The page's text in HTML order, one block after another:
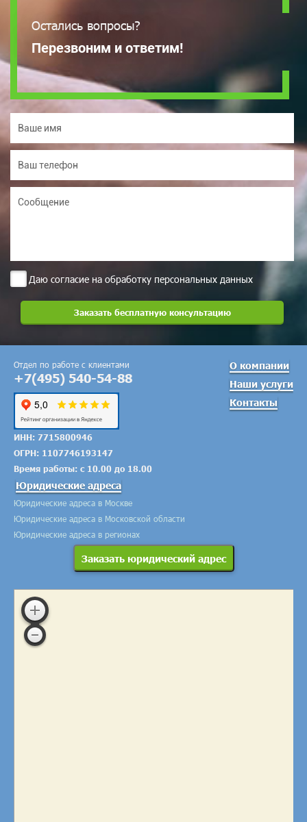
Остались вопросы?
Перезвоним и ответим!
Даю согласие на обработку персональных данных
Отдел по работе с клиентами
+7(495) 540-54-88
О компании
Наши услуги
Контакты
ИНН: 7715800946
ОГРН: 1107746193147
Время работы: с 10.00 до 18.00
Юридические адреса
Юридические адреса в Москве
Юридические адреса в Московской области
Юридические адреса в регионах
Заказать юридический адрес